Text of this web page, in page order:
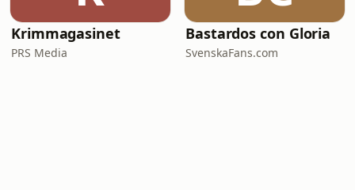
Krimmagasinet
PRS Media
Bastardos con Gloria
SvenskaFans.com